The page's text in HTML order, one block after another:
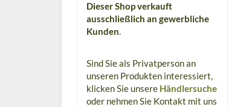
Dieser Shop verkauft
ausschließlich an gewerbliche
Kunden.
Sind Sie als Privatperson an
unseren Produkten interessiert,
klicken Sie unsere Händlersuche
oder nehmen Sie Kontakt mit uns